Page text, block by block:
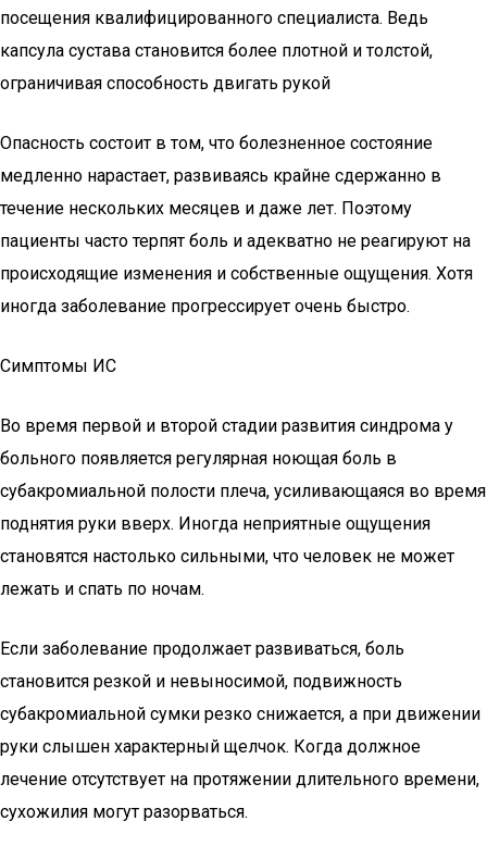
посещения квалифицированного специалиста. Ведь
капсула сустава становится более плотной и толстой,
ограничивая способность двигать рукой
Опасность состоит в том, что болезненное состояние
медленно нарастает, развиваясь крайне сдержанно в
течение нескольких месяцев и даже лет. Поэтому
пациенты часто терпят боль и адекватно не реагируют на
происходящие изменения и собственные ощущения. Хотя
иногда заболевание прогрессирует очень быстро.
Симптомы ИС
Во время первой и второй стадии развития синдрома у
больного появляется регулярная ноющая боль в
субакромиальной полости плеча, усиливающаяся во время
поднятия руки вверх. Иногда неприятные ощущения
становятся настолько сильными, что человек не может
лежать и спать по ночам.
Если заболевание продолжает развиваться, боль
становится резкой и невыносимой, подвижность
субакромиальной сумки резко снижается, а при движении
руки слышен характерный щелчок. Когда должное
лечение отсутствует на протяжении длительного времени,
сухожилия могут разорваться.